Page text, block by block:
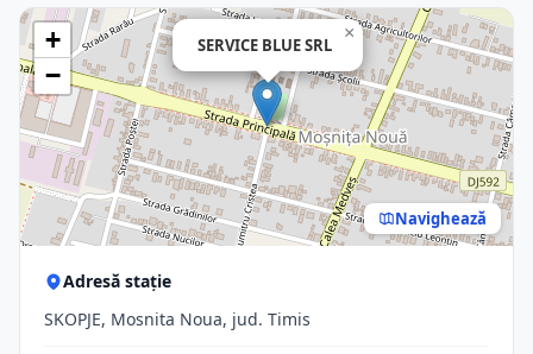
SERVICE BLUE SRL
×
+
−
Navighează
Adresă stație
SKOPJE, Mosnita Noua, jud. Timis